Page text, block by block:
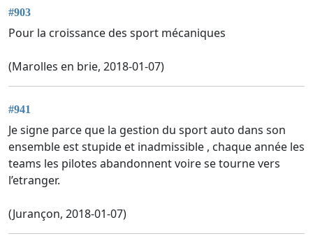
#903
Pour la croissance des sport mécaniques
(Marolles en brie, 2018-01-07)
#941
Je signe parce que la gestion du sport auto dans son
ensemble est stupide et inadmissible , chaque année les
teams les pilotes abandonnent voire se tourne vers
l’etranger.
(Jurançon, 2018-01-07)